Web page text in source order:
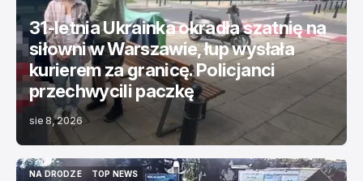
31-letnia Ukrainka okradła szatnię na
siłowni w Warszawie, łup wysłała
kurierem za granicę. Policjanci
przechwycili paczkę
sie 8, 2026
NA DRODZE
TOP NEWS